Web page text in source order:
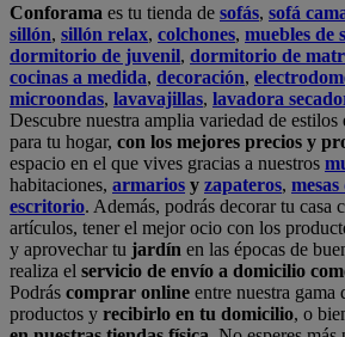
Conforama es tu tienda de sofás, sofá
sillón, sillón relax, colchones, muebles de
dormitorio de juvenil, dormitorio de
cocinas a medida, decoración,
microondas, lavavajillas, lavadora
Descubre nuestra amplia variedad de
para tu hogar, con los mejores precios y
espacio en el que vives gracias a nuestros
habitaciones, armarios y zapateros,
escritorio. Además, podrás decorar tu casa
artículos, tener el mejor ocio con los
y aprovechar tu jardín en las épocas de
realiza el servicio de envío a domicilio
Podrás comprar online entre nuestra gama
productos y recibirlo en tu domicilio, o